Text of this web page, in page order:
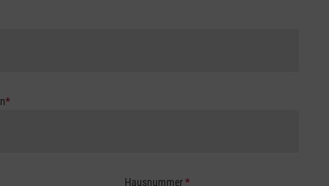
*
Hausnummer*